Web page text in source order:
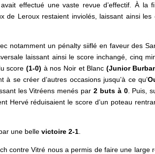
effectué une vaste revue d’effectif. À la
de Leroux restaient inviolés, laissant ainsi les
notamment un pénalty siiflé en faveur des
laissant ainsi le score inchangé, cinq
score(1-0) à nos Noir et Blanc (Junior
à se créer d’autres occasions jusqu’à ce qu’
les Vitréens menés par 2 buts à 0. Puis,
Hervé réduisaient le score d’un poteau
une bellevictoire 2-1
contre Vitré nous a permis de faire une large